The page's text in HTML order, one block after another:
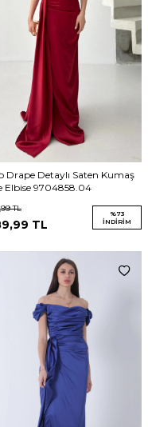
Drape Detaylı Saten Kumaş
Elbise 9704858.04
TL
TL
%73
İNDIRIM